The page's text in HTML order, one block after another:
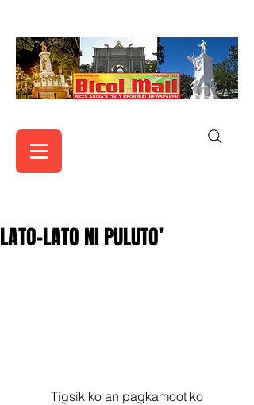
LATO-LATO NI PULUTO’
Tigsik ko an pagkamoot ko